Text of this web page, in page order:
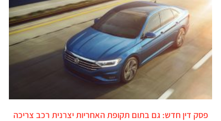
פסק דין חדש: גם בתום תקופת האחריות יצרנית רכב צריכה